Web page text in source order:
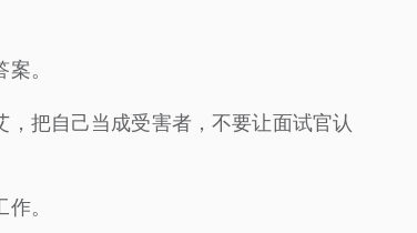
。
把自己当成受害者，不要让面试官认
。